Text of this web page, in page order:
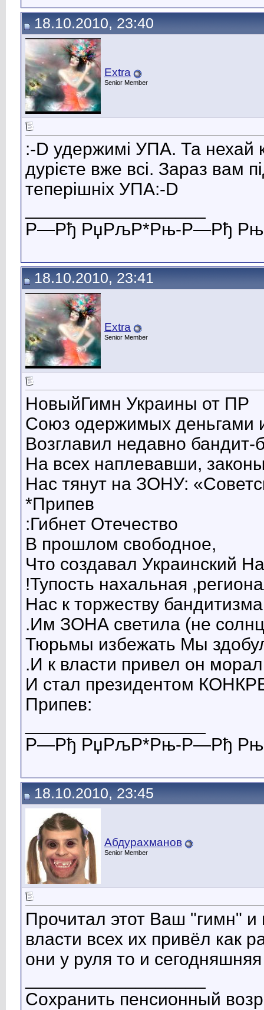
18.10.2010, 23:40
Extra
Senior Member
:-D удержимі УПА. Та нехай
дурієте вже всі. Зараз вам
теперішніх УПА:-D
Р—Рђ РџРљР*Рњ-Р—Рђ
18.10.2010, 23:41
Extra
Senior Member
НовыйГимн Украины от ПР
Союз одержимых деньгами
Возглавил недавно бандит-
На всех наплевавши,
Нас тянут на ЗОНУ:
*Припев
:Гибнет Отечество
В прошлом свободное,
Что создавал Украинский
!Тупость нахальная
Нас к торжеству
.Им ЗОНА светила (не
Тюрьмы избежать Мы
.И к власти привел он
И стал президентом
Припев:
Р—Рђ РџРљР*Рњ-Р—Рђ
18.10.2010, 23:45
Абдурахманов
Senior Member
Прочитал этот Ваш "гимн"
власти всех их привёл как
они у руля то и
Сохранить пенсионный